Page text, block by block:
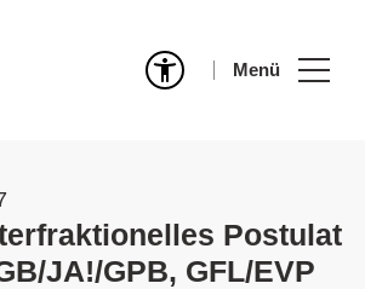
Menü
Postulat
JA!/GPB, GFL/EVP